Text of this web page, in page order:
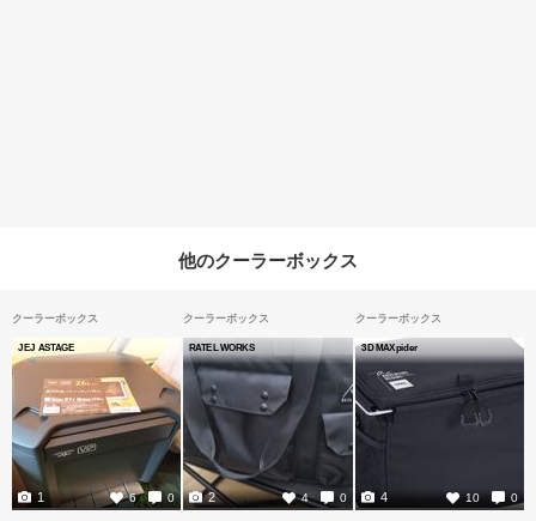
他のクーラーボックス
クーラーボックス
JEJ ASTAGE
6 0
1
クーラーボックス
RATEL WORKS
4 0
2
クーラーボックス
3D MAXpider
10 0
4